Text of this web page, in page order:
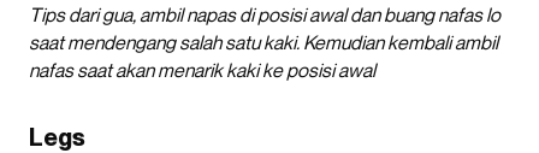
Tips dari gua, ambil napas di posisi awal dan buang nafas lo
saat mendengang salah satu kaki. Kemudian kembali ambil
nafas saat akan menarik kaki ke posisi awal
Legs